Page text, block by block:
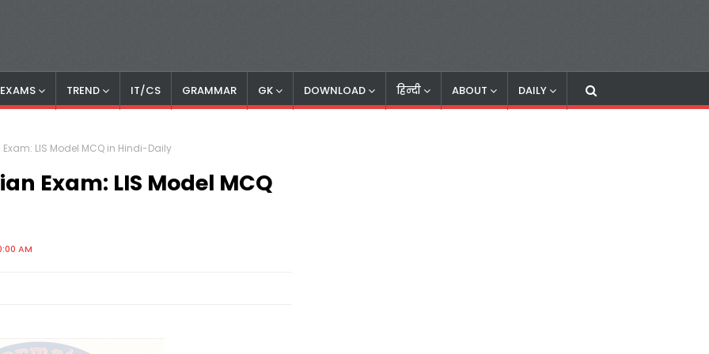
TREND IT/CS GRAMMAR GK DOWNLOAD हिन्दी ABOUT DAILY
LIS Model MCQ in Hindi-Daily
Exam: LIS Model MCQ
AM